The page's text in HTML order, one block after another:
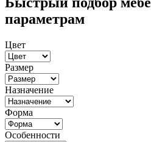
параметрам
Цвет
Размер
Назначение
Форма
Особенности